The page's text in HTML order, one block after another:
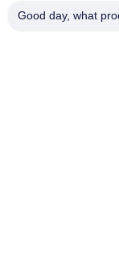
Good day, what